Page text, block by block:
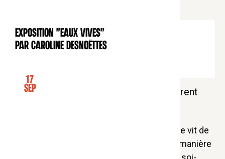
EXPOSITION
Exposition "Eaux Vives"
par Caroline Desnoëttes
17
Sep
Samedi23
.
11de 10:30à12:00
Tarif normal : 10€
La matinale des Bernardins avec P. Laurent
Nous nous demanderons pourquoi l’homme vit de
lois ? Quelles sont leurs rôles, et de quelle manière